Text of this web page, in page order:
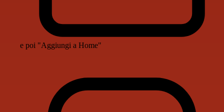
e poi "Aggiungi a Home"